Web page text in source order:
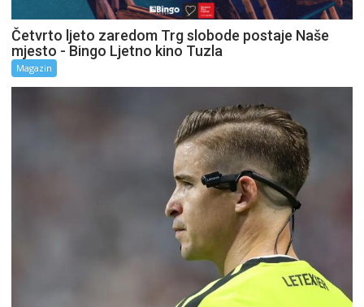
Četvrto ljeto zaredom Trg slobode postaje Naše
mjesto - Bingo Ljetno kino Tuzla
Magazin